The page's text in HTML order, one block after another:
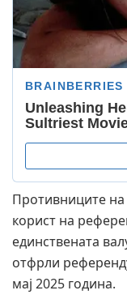
Противниците
корист на
единствената
отфрли
мај 2025 година.